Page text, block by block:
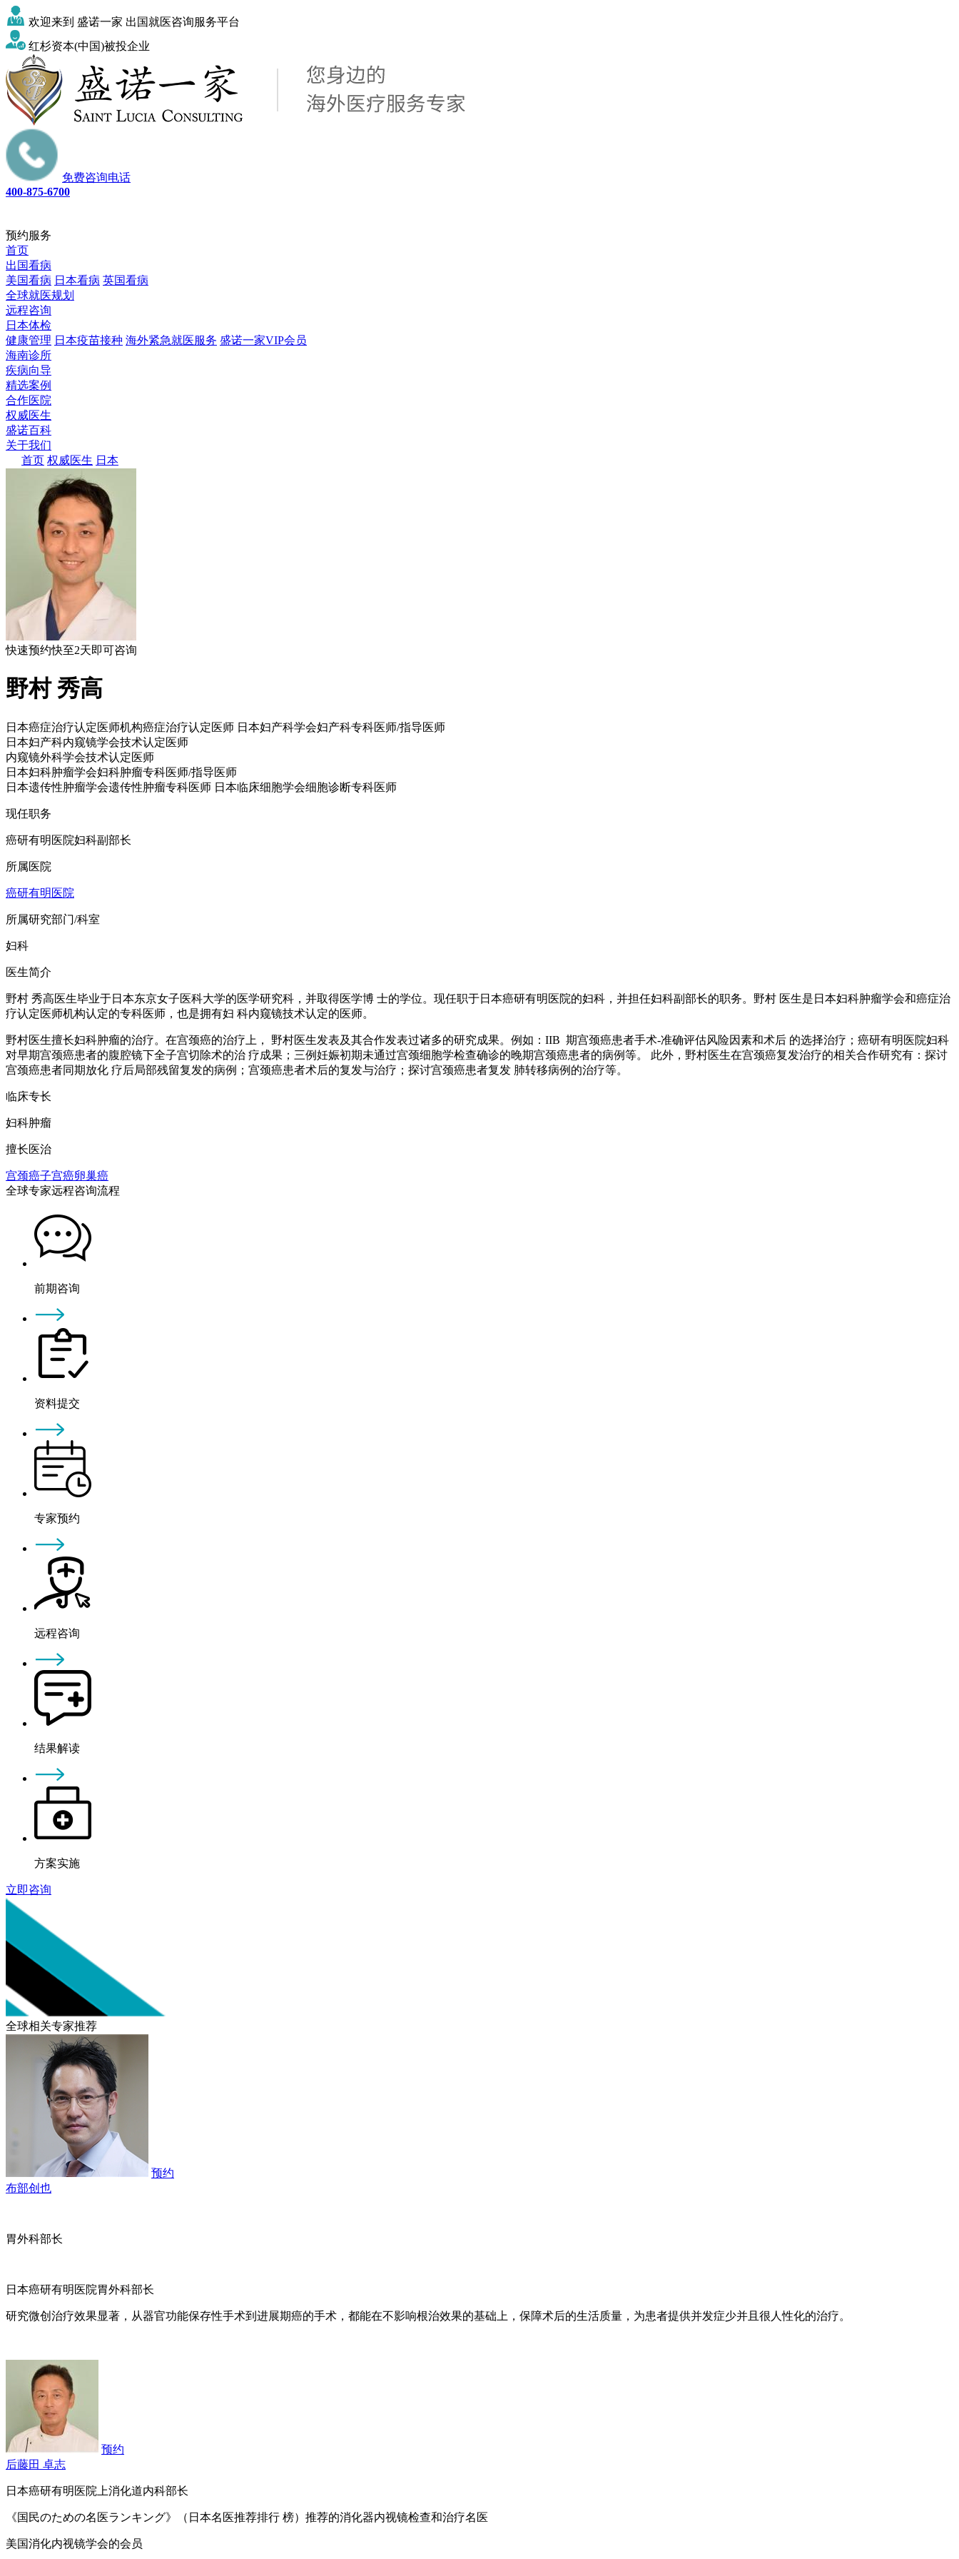
欢迎来到 盛诺一家 出国就医咨询服务平台
红杉资本(中国)被投企业
免费咨询电话
400-875-6700
预约服务
首页
出国看病
美国看病 日本看病 英国看病
全球就医规划
远程咨询
日本体检
健康管理 日本疫苗接种 海外紧急就医服务 盛诺一家VIP会员
海南诊所
疾病向导
精选案例
合作医院
权威医生
盛诺百科
关于我们
首页 权威医生 日本
快速预约快至2天即可咨询
野村 秀高
日本癌症治疗认定医师机构癌症治疗认定医师 日本妇产科学会妇产科专科医师/指导医师
日本妇产科内窥镜学会技术认定医师
内窥镜外科学会技术认定医师
日本妇科肿瘤学会妇科肿瘤专科医师/指导医师
日本遗传性肿瘤学会遗传性肿瘤专科医师 日本临床细胞学会细胞诊断专科医师
现任职务
癌研有明医院妇科副部长
所属医院
癌研有明医院
所属研究部门/科室
妇科
医生简介
野村 秀高医生毕业于日本东京女子医科大学的医学研究科，并取得医学博 士的学位。现任职于日本癌研有明医院的妇科，并担任妇科副部长的职务。野村 医生是日本妇科肿瘤学会和癌症治
疗认定医师机构认定的专科医师，也是拥有妇 科内窥镜技术认定的医师。
野村医生擅长妇科肿瘤的治疗。在宫颈癌的治疗上， 野村医生发表及其合作发表过诸多的研究成果。例如：IIB 期宫颈癌患者手术-准确评估风险因素和术后 的选择治疗；癌研有明医院妇科
对早期宫颈癌患者的腹腔镜下全子宫切除术的治 疗成果；三例妊娠初期未通过宫颈细胞学检查确诊的晚期宫颈癌患者的病例等。 此外，野村医生在宫颈癌复发治疗的相关合作研究有：探讨
宫颈癌患者同期放化 疗后局部残留复发的病例；宫颈癌患者术后的复发与治疗；探讨宫颈癌患者复发 肺转移病例的治疗等。
临床专长
妇科肿瘤
擅长医治
宫颈癌子宫癌卵巢癌
全球专家远程咨询流程
前期咨询
资料提交
专家预约
远程咨询
结果解读
方案实施
立即咨询
全球相关专家推荐
预约
布部创也
胃外科部长
日本癌研有明医院胃外科部长
研究微创治疗效果显著，从器官功能保存性手术到进展期癌的手术，都能在不影响根治效果的基础上，保障术后的生活质量，为患者提供并发症少并且很人性化的治疗。
预约
后藤田 卓志
日本癌研有明医院上消化道内科部长
《国民のための名医ランキング》（日本名医推荐排行 榜）推荐的消化器内视镜检查和治疗名医
美国消化内视镜学会的会员